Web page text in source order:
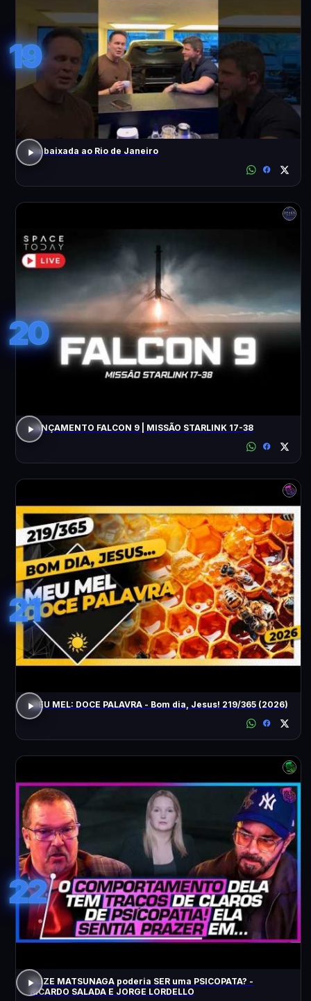
19
Da baixada ao Rio de Janeiro
20
LANÇAMENTO FALCON 9 | MISSÃO STARLINK 17-38
21
MEU MEL: DOCE PALAVRA - Bom dia, Jesus! 219/365 (2026)
22
ELIZE MATSUNAGA poderia SER uma PSICOPATA? -
RICARDO SALADA E JORGE LORDELLO